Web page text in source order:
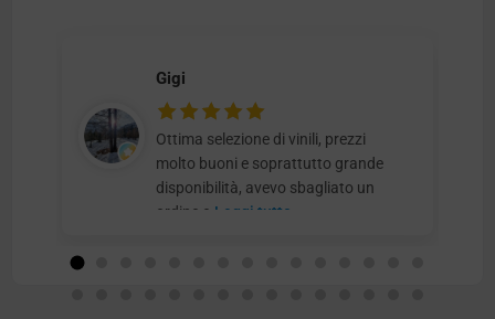
Gigi
Ottima selezione di vinili, prezzi
molto buoni e soprattutto grande
disponibilità, avevo sbagliato un
ordine e Leggi tutto